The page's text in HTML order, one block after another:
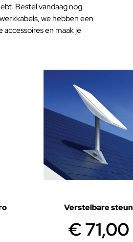
Bestel vandaag nog
we hebben een
en maak je
Verstelbare steun
€71,00